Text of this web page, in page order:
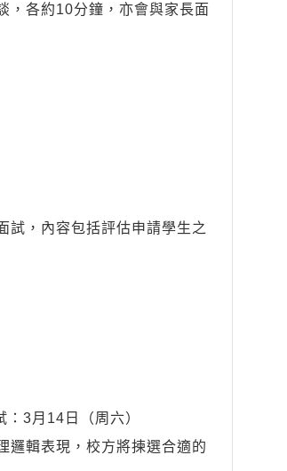
，各約10分鐘，亦會與家長面
試，內容包括評估申請學生之
3月14日（周六）
邏輯表現，校方將揀選合適的